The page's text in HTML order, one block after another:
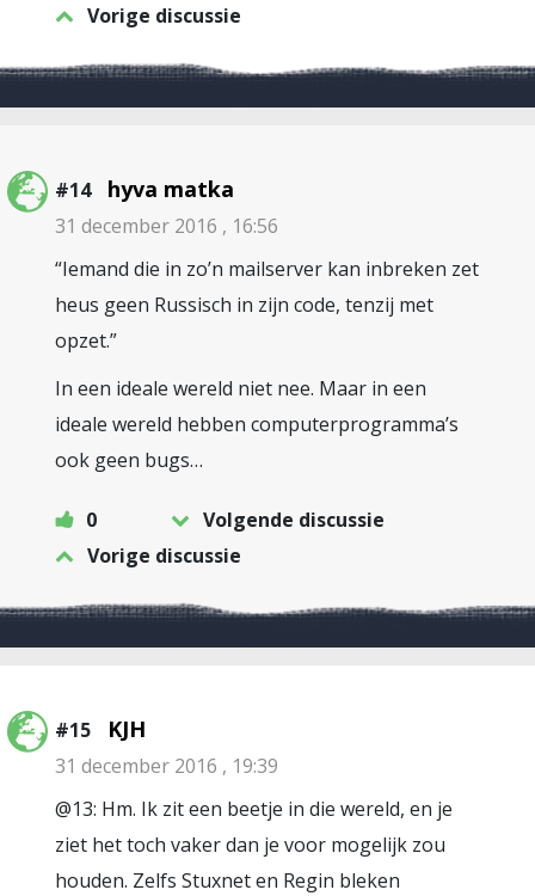
Vorige discussie
#14 hyva matka
31 december 2016 , 16:56
“Iemand die in zo’n mailserver kan inbreken zet
heus geen Russisch in zijn code, tenzij met
opzet.”
In een ideale wereld niet nee. Maar in een
ideale wereld hebben computerprogramma’s
ook geen bugs…
0
Volgende discussie
Vorige discussie
#15 KJH
31 december 2016 , 19:39
@13: Hm. Ik zit een beetje in die wereld, en je
ziet het toch vaker dan je voor mogelijk zou
houden. Zelfs Stuxnet en Regin bleken